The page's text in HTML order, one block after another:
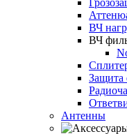
ВЧ
ВЧ
Защита
Антенны